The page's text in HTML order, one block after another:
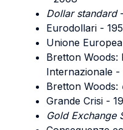
Dollar standard
Eurodollari -
Unione
Bretton Woods:
Internazionale -
Bretton Woods:
Grande Crisi -
Gold Exchange